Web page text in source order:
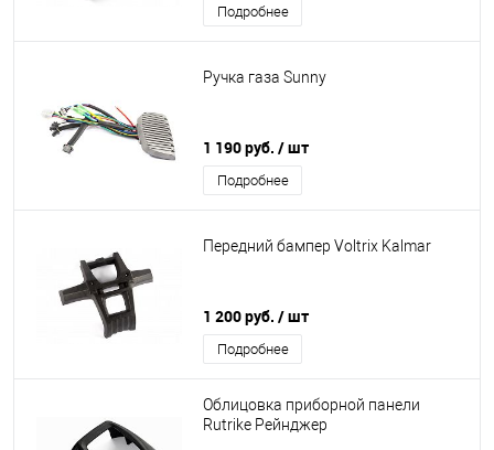
Подробнее
Ручка газа Sunny
1 190 руб. / шт
Подробнее
Передний бампер Voltrix Kalmar
1 200 руб. / шт
Подробнее
Облицовка приборной панели
Rutrike Рейнджер